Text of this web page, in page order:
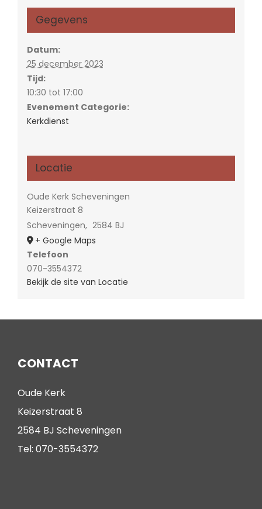
Gegevens
Datum:
25 december 2023
Tijd:
10:30 tot 17:00
Evenement Categorie:
Kerkdienst
Locatie
Oude Kerk Scheveningen
Keizerstraat 8
Scheveningen, 2584 BJ
+ Google Maps
Telefoon
070-3554372
Bekijk de site van Locatie
CONTACT
Oude Kerk
Keizerstraat 8
2584 BJ Scheveningen
Tel: 070-3554372